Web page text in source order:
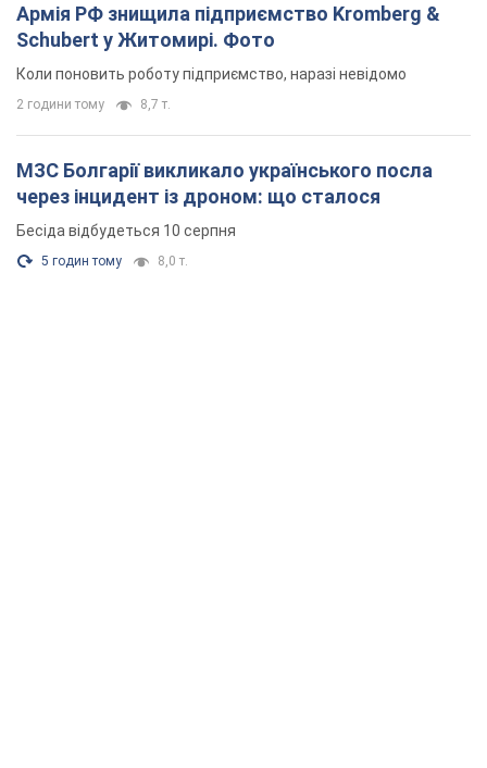
Армія РФ знищила підприємство Kromberg &
Schubert у Житомирі. Фото
Коли поновить роботу підприємство, наразі невідомо
2 години тому 8,7 т.
МЗС Болгарії викликало українського посла
через інцидент із дроном: що сталося
Бесіда відбудеться 10 серпня
5 годин тому 8,0 т.